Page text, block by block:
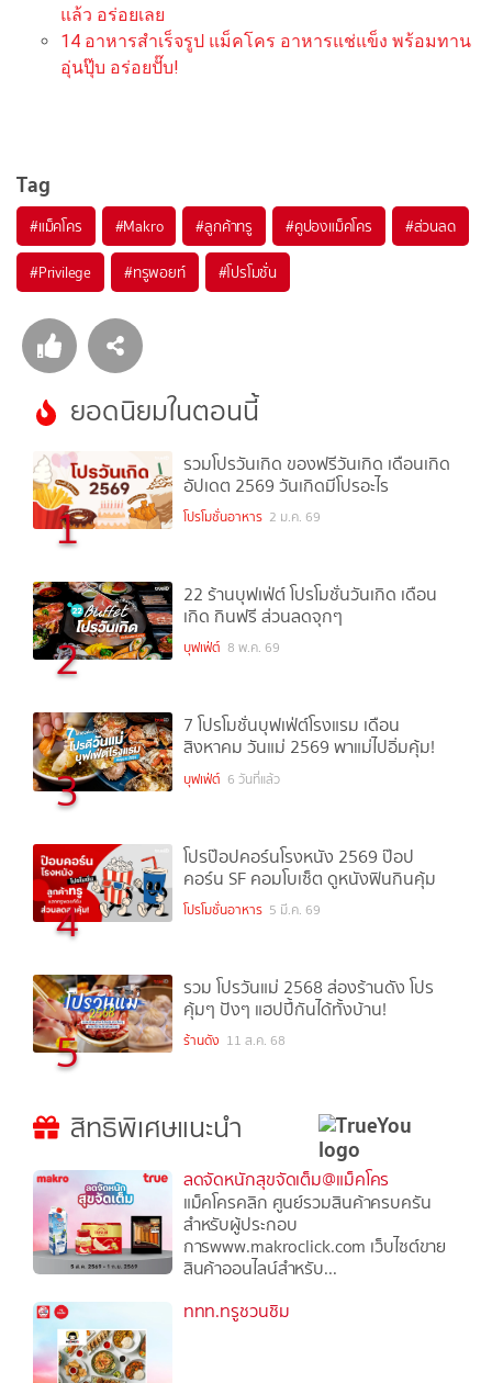
แล้ว อร่อยเลย
14 อาหารสำเร็จรูป แม็คโคร อาหารแช่แข็ง พร้อมทาน
อุ่นปุ๊บ อร่อยปั๊บ!
Tag
#แม็คโคร #Makro #ลูกค้าทรู #คูปองแม็คโคร #ส่วนลด
#Privilege #ทรูพอยท์ #โปรโมชั่น
ยอดนิยมในตอนนี้
1
รวมโปรวันเกิด ของฟรีวันเกิด เดือนเกิด
อัปเดต 2569 วันเกิดมีโปรอะไร
โปรโมชั่นอาหาร 2 ม.ค. 69
2
22 ร้านบุฟเฟ่ต์ โปรโมชั่นวันเกิด เดือน
เกิด กินฟรี ส่วนลดจุกๆ
บุฟเฟ่ต์ 8 พ.ค. 69
3
7 โปรโมชั่นบุฟเฟ่ต์โรงแรม เดือน
สิงหาคม วันแม่ 2569 พาแม่ไปอิ่มคุ้ม!
บุฟเฟ่ต์ 6 วันที่แล้ว
4
โปรป๊อปคอร์นโรงหนัง 2569 ป๊อป
คอร์น SF คอมโบเซ็ต ดูหนังฟินกินคุ้ม
โปรโมชั่นอาหาร 5 มี.ค. 69
5
รวม โปรวันแม่ 2568 ส่องร้านดัง โปร
คุ้มๆ ปังๆ แฮปปี้กันได้ทั้งบ้าน!
ร้านดัง 11 ส.ค. 68
สิทธิพิเศษแนะนำ
ลดจัดหนักสุขจัดเต็ม@แม็คโคร
แม็คโครคลิก ศูนย์รวมสินค้าครบครัน
สำหรับผู้ประกอบ
การwww.makroclick.com เว็บไซต์ขาย
สินค้าออนไลน์สำหรับ...
ททท.ทรูชวนชิม